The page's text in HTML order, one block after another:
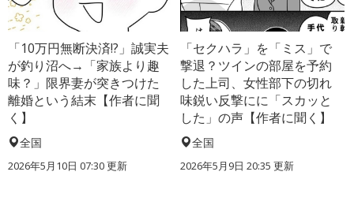
「10万円無断決済!?」誠実夫
が釣り沼へ→「家族より趣
味？」限界妻が突きつけた
離婚という結末【作者に聞
く】
全国
2026年5月10日 07:30 更新
「セクハラ」を「ミス」で
撃退？ツインの部屋を予約
した上司、女性部下の切れ
味鋭い反撃にに「スカッと
した」の声【作者に聞く】
全国
2026年5月9日 20:35 更新